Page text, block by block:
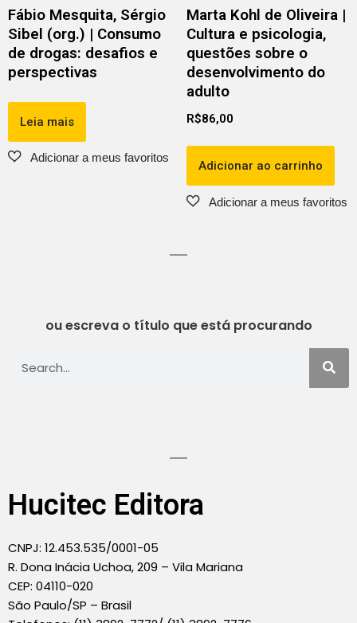
Fábio Mesquita, Sérgio
Sibel (org.) | Consumo
de drogas: desafios e
perspectivas
Leia mais
Marta Kohl de Oliveira |
Cultura e psicologia,
questões sobre o
desenvolvimento do
adulto
R$86,00
Adicionar ao carrinho
ou escreva o título que está procurando
Hucitec Editora
CNPJ: 12.453.535/0001-05
R. Dona Inácia Uchoa, 209 – Vila Mariana
CEP: 04110-020
São Paulo/SP – Brasil